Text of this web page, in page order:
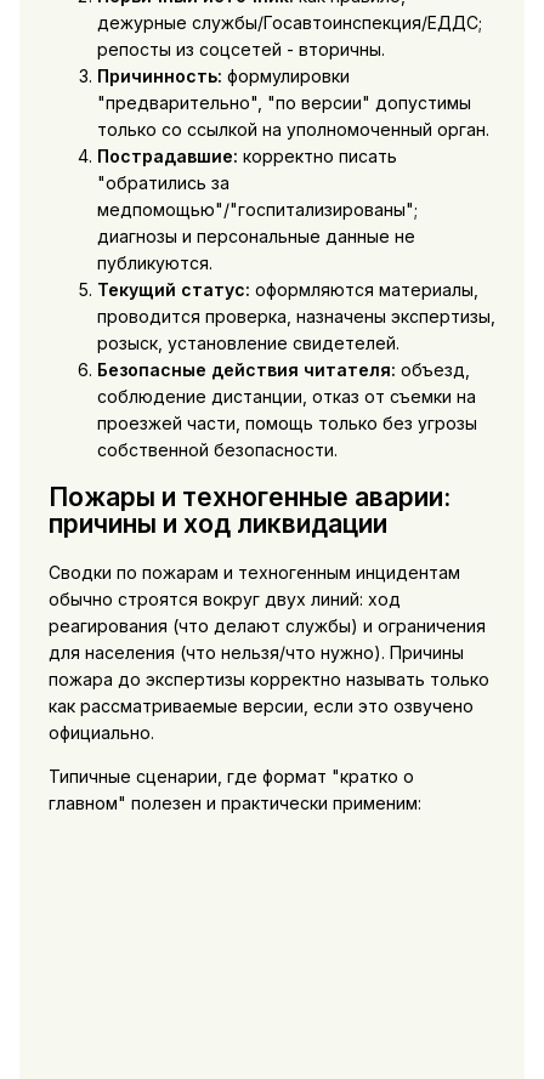
дежурные службы/Госавтоинспекция/ЕДДС;
репосты из соцсетей - вторичны.
Причинность: формулировки
"предварительно", "по версии" допустимы
только со ссылкой на уполномоченный орган.
Пострадавшие: корректно писать
"обратились за
медпомощью"/"госпитализированы";
диагнозы и персональные данные не
публикуются.
Текущий статус: оформляются материалы,
проводится проверка, назначены экспертизы,
розыск, установление свидетелей.
Безопасные действия читателя: объезд,
соблюдение дистанции, отказ от съемки на
проезжей части, помощь только без угрозы
собственной безопасности.
Пожары и техногенные аварии:
причины и ход ликвидации
Сводки по пожарам и техногенным инцидентам
обычно строятся вокруг двух линий: ход
реагирования (что делают службы) и ограничения
для населения (что нельзя/что нужно). Причины
пожара до экспертизы корректно называть только
как рассматриваемые версии, если это озвучено
официально.
Типичные сценарии, где формат "кратко о
главном" полезен и практически применим: